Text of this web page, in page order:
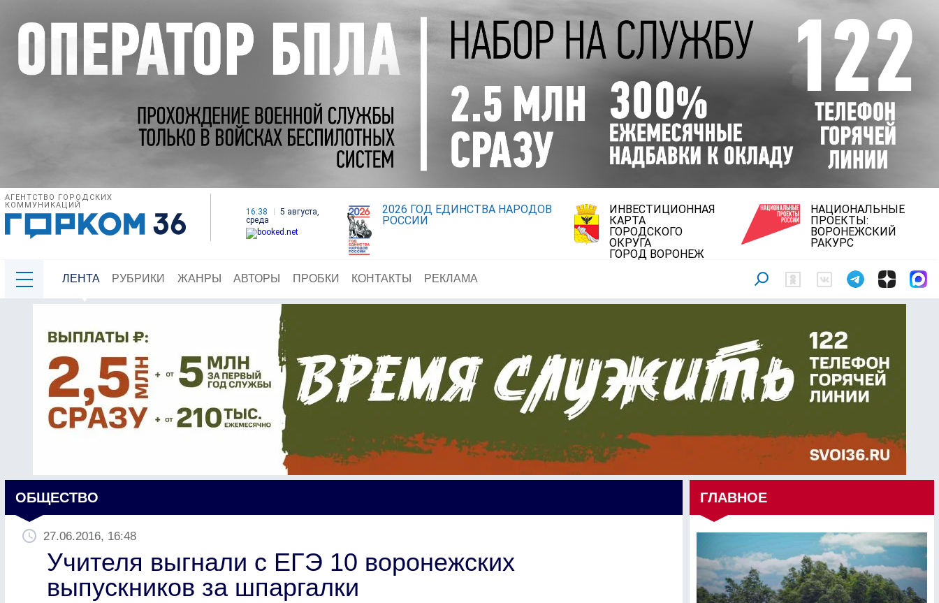
АГЕНТСТВО ГОРОДСКИХ
КОММУНИКАЦИЙ
16:38
5 августа,
среда
2026 ГОД ЕДИНСТВА НАРОДОВ
РОССИИ
ИНВЕСТИЦИОННАЯ
КАРТА
ГОРОДСКОГО
ОКРУГА
ГОРОД ВОРОНЕЖ
НАЦИОНАЛЬНЫЕ
ПРОЕКТЫ:
ВОРОНЕЖСКИЙ
РАКУРС
ЛЕНТА РУБРИКИ ЖАНРЫ АВТОРЫ ПРОБКИ КОНТАКТЫ РЕКЛАМА
ОБЩЕСТВО
27.06.2016, 16:48
Учителя выгнали с ЕГЭ 10 воронежских
выпускников за шпаргалки
ГЛАВНОЕ